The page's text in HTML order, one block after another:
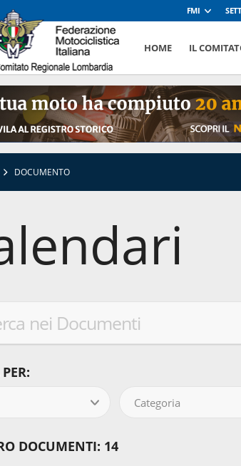
FMI
HOME IL
DOCUMENTO
Categoria
DOCUMENTI: 14